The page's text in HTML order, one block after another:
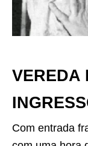
VEREDA
Com entrada